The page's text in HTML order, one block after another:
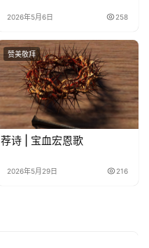
2026年5月6日 258
赞美敬拜
荐诗 | 宝血宏恩歌
2026年5月29日 216